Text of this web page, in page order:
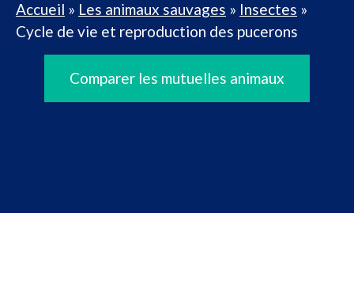
Accueil » Les animaux sauvages » Insectes »
Cycle de vie et reproduction des pucerons
Comparer les mutuelles animaux